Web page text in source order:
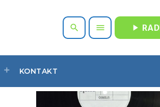
KONTAKT
search menu play_arrow